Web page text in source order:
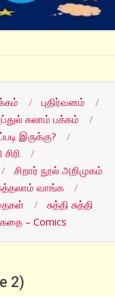
புதிர்வனம்
கலாம் பக்கம்
இருக்கு?
சிரி
சிறார் நூல் அறிமுகம்
வாங்க
சுத்தி சுத்தி
– Comics
2)